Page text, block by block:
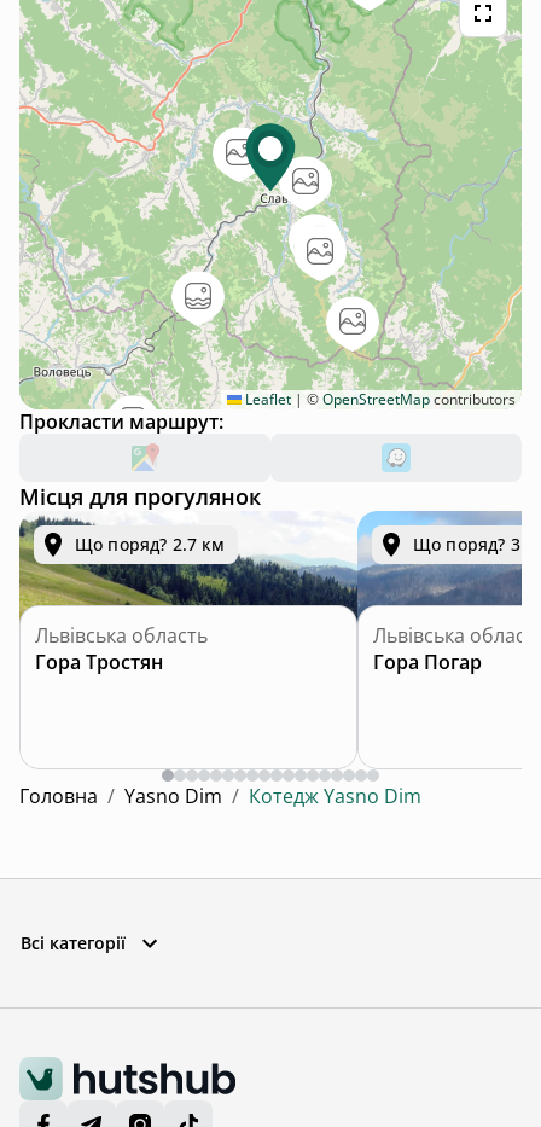
Leaflet | ©OpenStreetMapcontributors
Прокласти маршрут:
Місця для прогулянок
Що поряд? 2.7 км
Львівська область
Гора Тростян
Що поряд? 3.3
Львівська
Гора Погар
Головна / Yasno Dim / Котедж Yasno Dim
Всі категорії